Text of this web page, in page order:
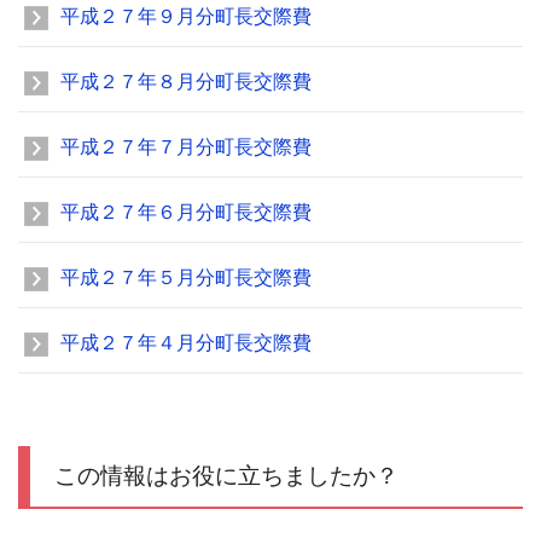
平成２７年９月分町長交際費
平成２７年８月分町長交際費
平成２７年７月分町長交際費
平成２７年６月分町長交際費
平成２７年５月分町長交際費
平成２７年４月分町長交際費
この情報はお役に立ちましたか？